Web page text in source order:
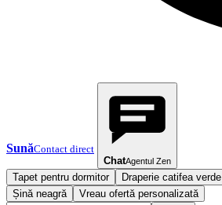
SunăContact direct
ChatAgentul Zen
Tapet pentru dormitor Draperie catifea verde
Șină neagră
Vreau ofertă personalizată